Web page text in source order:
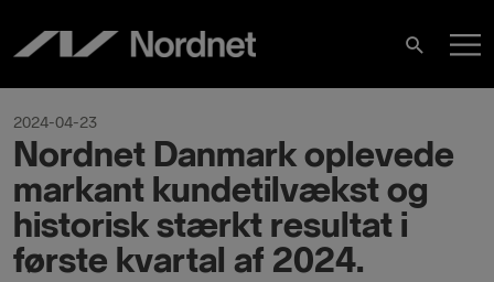
content
Search
2024-04-23
Nordnet Danmark oplevede
markant kundetilvækst og
historisk stærkt resultat i
første kvartal af 2024.